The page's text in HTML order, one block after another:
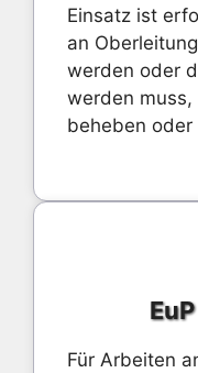
Einsatz ist
an
werden oder
werden muss,
beheben oder
Für Arbeiten